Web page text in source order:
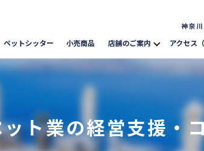
神奈
ペットシッター 小売商品 店舗のご案内 アクセス
ト業の経営支援・